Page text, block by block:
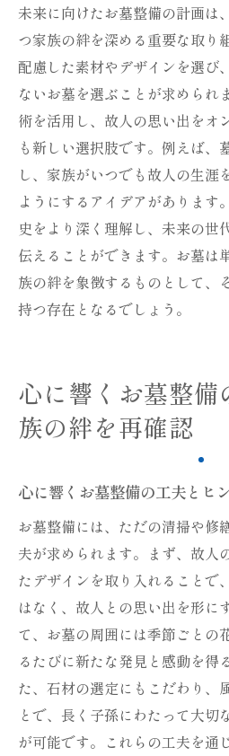
未来に向けたお墓整備の計画は
つ家族の絆を深める重要な取り
配慮した素材やデザインを選び
ないお墓を選ぶことが求められ
術を活用し、故人の思い出をオ
も新しい選択肢です。例えば、
し、家族がいつでも故人の生涯
ようにするアイデアがあります
史をより深く理解し、未来の世
伝えることができます。お墓は
族の絆を象徴するものとして、
持つ存在となるでしょう。
心に響くお墓整備
族の絆を再確認
心に響くお墓整備の工夫とヒ
お墓整備には、ただの清掃や修
夫が求められます。まず、故人
たデザインを取り入れることで
はなく、故人との思い出を形に
て、お墓の周囲には季節ごとの
るたびに新たな発見と感動を得
た、石材の選定にもこだわり、
とで、長く子孫にわたって大切
が可能です。これらの工夫を通